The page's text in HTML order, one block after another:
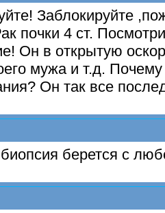
Заблокируйте
почки 4 ст.
Он в открытую
мужа и т.д.
Он так все
берется с